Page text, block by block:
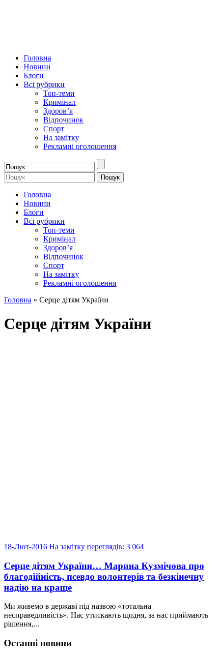
Головна
Новини
Блоги
Всі рубрики
Топ-теми
Кримінал
Здоров’я
Відпочинок
Спорт
На замітку
Рекламні оголошення
Головна
Новини
Блоги
Всі рубрики
Топ-теми
Кримінал
Здоров’я
Відпочинок
Спорт
На замітку
Рекламні оголошення
Головна » Серце дітям України
Серце дітям України
18-Лют-2016 На замітку переглядів: 3 064
Серце дітям України… Марина Кузмічова про
благодійність, псевдо волонтерів та безкінечну
надію на краще
Ми живемо в державі під назвою «тотальна
несправедливість». Нас утискають щодня, за нас приймають
рішення,...
Останні новини